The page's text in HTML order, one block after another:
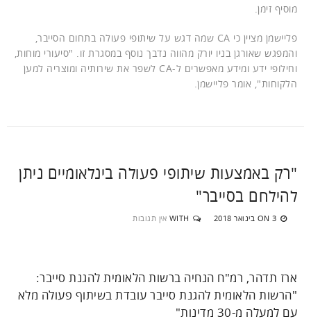
מוסיף זימן.
פליישמן מציין כי CA שמה דגש על שיתופי פעולה בתחום הסייבר,
והמפגש שאורגן בניו יורק מהווה נדבך נוסף במסגרת זו. "סיעורי מוחות,
וחילופי ידע ומידע מאפשרים ל-CA לשפר את שירותיה ומוצריה למען
הלקוחות", אומר פליישמן.
"רק באמצעות שיתופי פעולה בינלאומיים ניתן
להילחם בסייבר"
ON 3 בינואר 2018 WITH אין תגובות
ארז תדהר, רמ"ח הנחיה ברשות הלאומית להגנת סייבר:
"הרשות הלאומית להגנת סייבר עובדת בשיתוף פעולה מלא
עם למעלה מ-30 מדינות"